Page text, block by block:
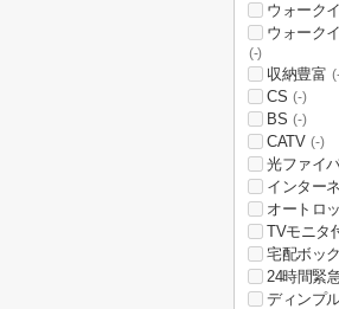
ウォーク
ウォーク
(-)
収納豊富
CS (-)
BS (-)
CATV (-)
光ファイ
インター
オートロ
TVモニタ
宅配ボッ
24時間緊
ディンプ